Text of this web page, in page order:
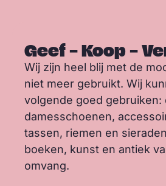
Geef – Koop –
Wij zijn heel blij met de
niet meer gebruikt. Wij
volgende goed gebruiken:
damesschoenen,
tassen, riemen en
boeken, kunst en antiek
omvang.